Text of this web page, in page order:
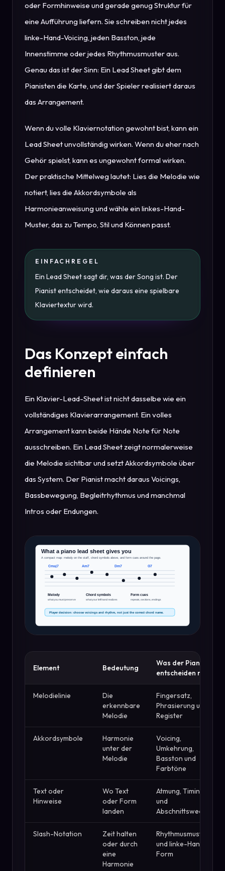
oder Formhinweise und gerade genug Struktur für
eine Aufführung liefern. Sie schreiben nicht jedes
linke-Hand-Voicing, jeden Basston, jede
Innenstimme oder jedes Rhythmusmuster aus.
Genau das ist der Sinn: Ein Lead Sheet gibt dem
Pianisten die Karte, und der Spieler realisiert daraus
das Arrangement.
Wenn du volle Klaviernotation gewohnt bist, kann ein
Lead Sheet unvollständig wirken. Wenn du eher nach
Gehör spielst, kann es ungewohnt formal wirken.
Der praktische Mittelweg lautet: Lies die Melodie wie
notiert, lies die Akkordsymbole als
Harmonieanweisung und wähle ein linkes-Hand-
Muster, das zu Tempo, Stil und Können passt.
EINFACHREGEL
Ein Lead Sheet sagt dir, was der Song ist. Der
Pianist entscheidet, wie daraus eine spielbare
Klaviertextur wird.
Das Konzept einfach
definieren
Ein Klavier-Lead-Sheet ist nicht dasselbe wie ein
vollständiges Klavierarrangement. Ein volles
Arrangement kann beide Hände Note für Note
ausschreiben. Ein Lead Sheet zeigt normalerweise
die Melodie sichtbar und setzt Akkordsymbole über
das System. Der Pianist macht daraus Voicings,
Bassbewegung, Begleitrhythmus und manchmal
Intros oder Endungen.
Element Bedeutung
Was der Pianist
entscheiden muss
Melodielinie
Die
erkennbare
Melodie
Fingersatz,
Phrasierung und
Register
Akkordsymbole
Harmonie
unter der
Melodie
Voicing,
Umkehrung,
Basston und
Farbtöne
Text oder
Hinweise
Wo Text
oder Form
landen
Atmung, Timing
und
Abschnittswechsel
Slash-Notation
Zeit halten
oder durch
eine
Harmonie
Rhythmusmuster
und linke-Hand-
Form